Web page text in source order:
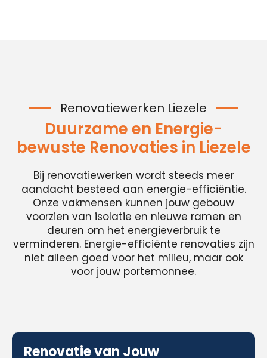
Renovatiewerken Liezele
Duurzame en Energie-
bewuste Renovaties in Liezele
Bij renovatiewerken wordt steeds meer
aandacht besteed aan energie-efficiëntie.
Onze vakmensen kunnen jouw gebouw
voorzien van isolatie en nieuwe ramen en
deuren om het energieverbruik te
verminderen. Energie-efficiënte renovaties zijn
niet alleen goed voor het milieu, maar ook
voor jouw portemonnee.
Renovatie van Jouw